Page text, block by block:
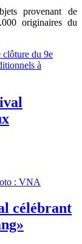
provenant de
originaires du
célébrant